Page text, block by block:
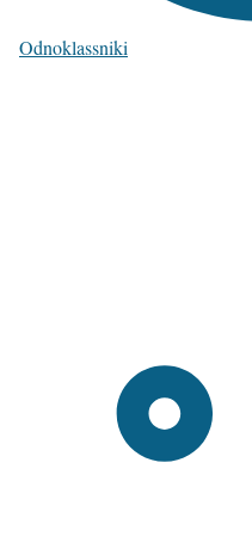
Odnoklassniki